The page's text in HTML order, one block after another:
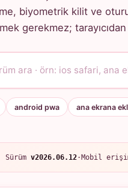
biyometrik kilit ve
gerekmez;
android pwa ana ekrana
Sürüm v2026.06.12·Mobil